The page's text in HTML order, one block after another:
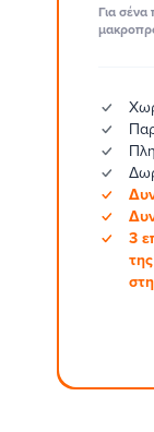
Για σένα
3